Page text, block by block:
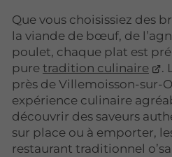
Que vous choisissiez des
la viande de bœuf, de
poulet, chaque plat est
pure tradition culinaire
.
près de Villemoisson-sur-
expérience culinaire
découvrir des saveurs
sur place ou à emporter,
restaurant traditionnel